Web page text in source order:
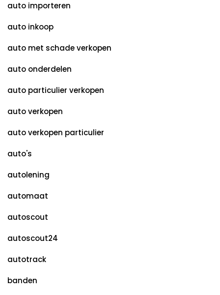
auto importeren
auto inkoop
auto met schade verkopen
auto onderdelen
auto particulier verkopen
auto verkopen
auto verkopen particulier
auto's
autolening
automaat
autoscout
autoscout24
autotrack
banden